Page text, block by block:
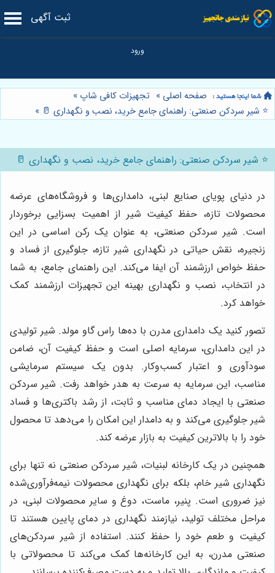
ثبت آگهی
صفحه اصلی » تجهیزات کافی شاپ »
⭐️ شیر سردکن صنعتی: راهنمای جامع خرید، نصب و نگهداری 🥛 »
⭐️ شیر سردکن صنعتی: راهنمای جامع خرید، نصب و نگهداری 🥛
در دنیای پویای صنایع لبنی، دامداری‌ها و فروشگاه‌های عرضه
محصولات تازه، حفظ کیفیت شیر از اهمیت بسزایی برخوردار
است. شیر سردکن صنعتی، به عنوان یک رکن اساسی در این
زنجیره، نقش حیاتی در نگهداری شیر تازه، جلوگیری از فساد و
حفظ خواص ارزشمند آن ایفا می‌کند. این راهنمای جامع، به شما
در انتخاب، نصب و نگهداری بهینه این تجهیزات ارزشمند کمک
خواهد کرد.
تصور کنید یک دامداری مدرن با ده‌ها راس گاو مولد. شیر تولیدی
در این دامداری، سرمایه اصلی است و حفظ کیفیت آن، ضامن
سودآوری و اعتبار کسب‌وکار. بدون یک سیستم سرمایشی
مناسب، این سرمایه به سرعت به هدر خواهد رفت. شیر سردکن
صنعتی با ایجاد دمای مناسب و ثابت، از رشد باکتری‌ها و فساد
شیر جلوگیری می‌کند و به دامدار این امکان را می‌دهد تا محصول
خود را با بالاترین کیفیت به بازار عرضه کند.
همچنین در یک کارخانه لبنیات، شیر سردکن صنعتی نه تنها برای
نگهداری شیر خام، بلکه برای نگهداری محصولات نیمه‌فرآوری‌شده
نیز ضروری است. پنیر، ماست، دوغ و سایر محصولات لبنی، در
مراحل مختلف تولید، نیازمند نگهداری در دمای پایین هستند تا
کیفیت و طعم خود را حفظ کنند. استفاده از شیر سردکن‌های
صنعتی مدرن، به این کارخانه‌ها کمک می‌کند تا محصولاتی با